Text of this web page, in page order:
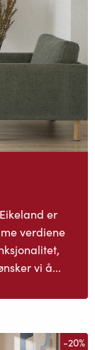
er
verdiene
vi å...
-20%